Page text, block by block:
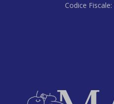
Codice Fiscale: